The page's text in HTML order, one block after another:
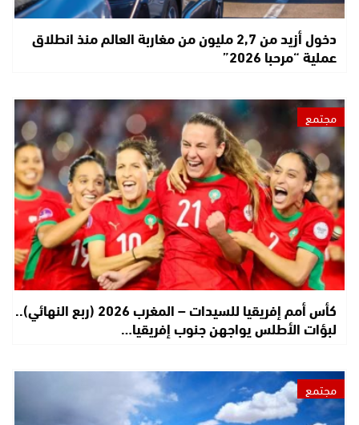
دخول أزيد من 2,7 مليون من مغاربة العالم منذ انطلاق
عملية “مرحبا 2026”
مجتمع
كأس أمم إفريقيا للسيدات – المغرب 2026 (ربع النهائي)..
لبؤات الأطلس يواجهن جنوب إفريقيا…
مجتمع